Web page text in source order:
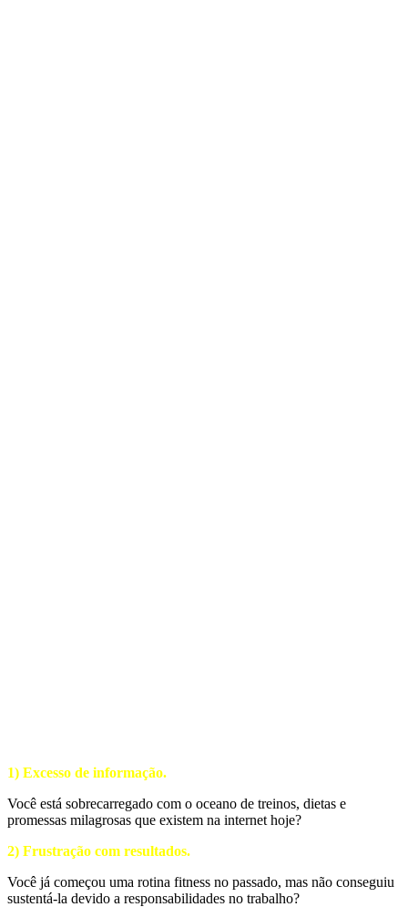
1) Excesso de informação.
Você está sobrecarregado com o oceano de treinos, dietas e
promessas milagrosas que existem na internet hoje?
2) Frustração com resultados.
Você já começou uma rotina fitness no passado, mas não conseguiu
sustentá-la devido a responsabilidades no trabalho?